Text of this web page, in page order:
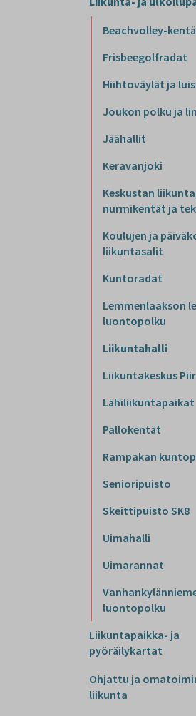
Beachvolley-
Frisbeegolfradat
Hiihtoväylät ja
Joukon polku ja
Jäähallit
Keravanjoki
Keskustan
nurmikentät ja
Koulujen ja
liikuntasalit
Kuntoradat
Lemmenlaakson
luontopolku
Liikuntahalli
Liikuntakeskus
Lähiliikuntapaikat
Pallokentät
Rampakan
Senioripuisto
Skeittipuisto SK8
Uimahalli
Uimarannat
luontopolku
Liikuntapaikka- ja
pyöräilykartat
Ohjattu ja
liikunta